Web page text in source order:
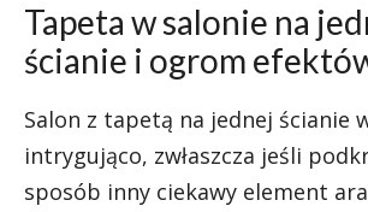
Tapeta w salonie na
ścianie i ogrom
Salon z tapetą na jednej ścianie
intrygująco, zwłaszcza jeśli
sposób inny ciekawy element